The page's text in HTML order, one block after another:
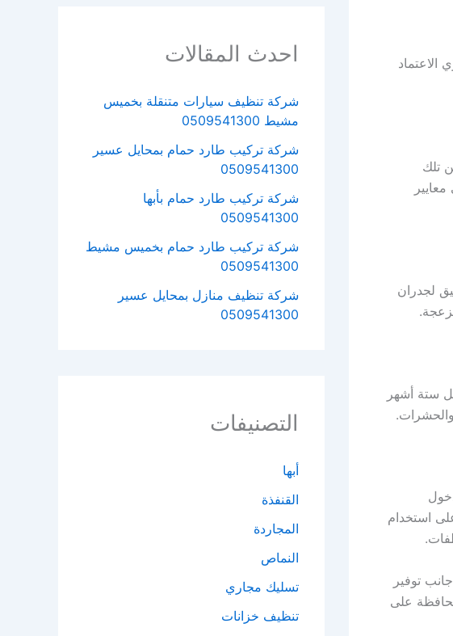
تلك
لجدران
ستة أشهر
استخدام
توفير
على
احدث المقالات
شركة تنظيف سيارات متنقلة بخميس
مشيط 0509541300
شركة تركيب طارد حمام بمحايل عسير
0509541300
شركة تركيب طارد حمام بأبها
0509541300
شركة تركيب طارد حمام بخميس مشيط
0509541300
شركة تنظيف منازل بمحايل عسير
0509541300
التصنيفات
أبها
القنفذة
المجاردة
النماص
تسليك مجاري
تنظيف خزانات